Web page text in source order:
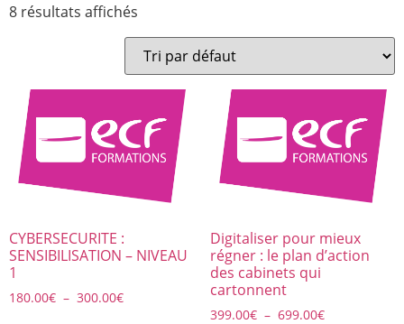
8 résultats affichés
CYBERSECURITE :
SENSIBILISATION – NIVEAU
1
180.00€ – 300.00€
Digitaliser pour mieux
régner : le plan d’action
des cabinets qui
cartonnent
399.00€ – 699.00€